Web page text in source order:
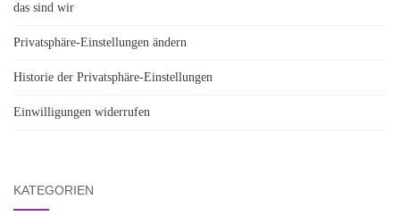
das sind wir
Privatsphäre-Einstellungen ändern
Historie der Privatsphäre-Einstellungen
Einwilligungen widerrufen
KATEGORIEN